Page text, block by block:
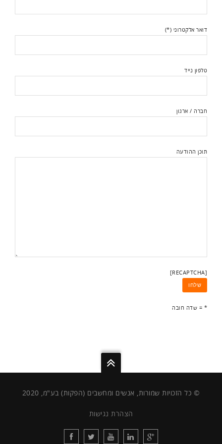
דואר אלקטרוני (*)
טלפון נייד
חברה / ארגון
תוכן ההודעה
[RECAPTCHA]
* = שדה חובה
© כל הזכויות שמורות, אנשים ומחשבים (הפקות) בע"מ, 2020
הצהרת נגישות